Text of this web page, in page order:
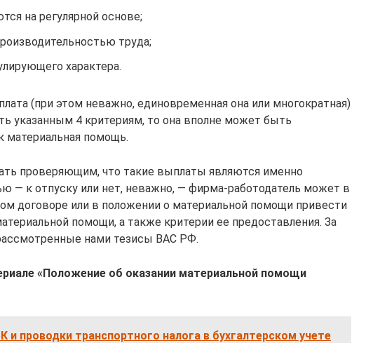
на регулярной основе;
труда;
характера.
(при этом неважно, единовременная она или многократная)
указанным 4 критериям, то она вполне может быть
материальная помощь.
проверяющим, что такие выплаты являются именно
— к отпуску или нет, неважно, — фирма-работодатель может в
договоре или в положении о материальной помощи привести
помощи, а также критерии ее предоставления. За
нами тезисы ВАС РФ.
«Положение об оказании материальной помощи
и проводки транспортного налога в бухгалтерском учете